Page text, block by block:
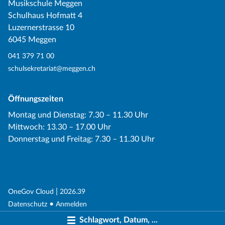
Schlagwort, Datum, ...
Musikschule Meggen
Schulhaus Hofmatt 4
Luzernerstrasse 10
6045 Meggen
041 379 71 00
schulsekretariat@meggen.ch
Öffnungszeiten
Montag und Dienstag: 7.30 – 11.30 Uhr
Mittwoch: 13.30 – 17.00 Uhr
Donnerstag und Freitag: 7.30 – 11.30 Uhr
OneGov Cloud (External Link)
2026.39
Datenschutz (External Link)
Anmelden